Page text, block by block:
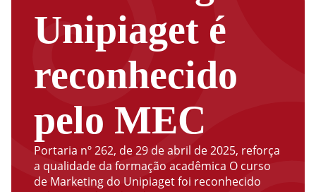
Unipiaget é
reconhecido
pelo MEC
Portaria nº 262, de 29 de abril de 2025, reforça
a qualidade da formação acadêmica O curso
de Marketing do Unipiaget foi reconhecido